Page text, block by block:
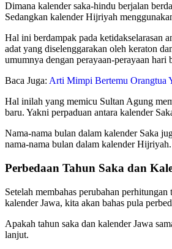
Dimana kalender saka-hindu berjalan
Sedangkan kalender Hijriyah
Hal ini berdampak pada ketidakselarasan
adat yang diselenggarakan oleh keraton
umumnya dengan perayaan-perayaan hari
Baca Juga: Arti Mimpi Bertemu Orangtua
Hal inilah yang memicu Sultan Agung
baru. Yakni perpaduan antara kalender
Nama-nama bulan dalam kalender Saka
nama-nama bulan dalam kalender Hijriyah.
Perbedaan Tahun Saka dan
Setelah membahas perubahan perhitungan
kalender Jawa, kita akan bahas pula
Apakah tahun saka dan kalender Jawa
lanjut.